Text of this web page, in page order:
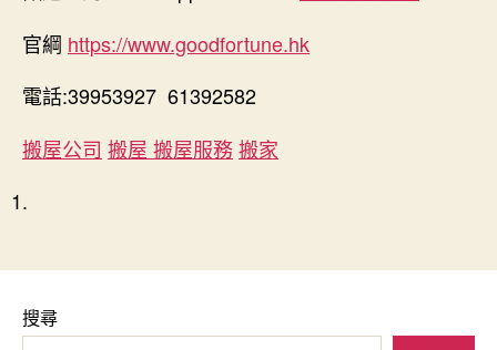
官綱 https://www.goodfortune.hk
電話:39953927 61392582
搬屋公司 搬屋 搬屋服務搬家
搜尋